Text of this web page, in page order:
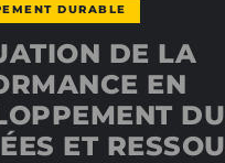
DURABLE
DE LA
EN
ET